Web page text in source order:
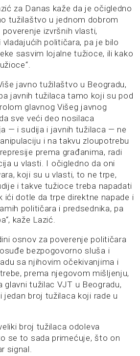
za Danas kaže da je očigledno
tužilaštvo u jednom dobrom
izvršnih vlasti,
vladajućih političara, pa je bilo
sasvim lojalne tužioce, ili kako
javno tužilaštvo u Beogradu,
javnih tužilaca tamo koji su pod
glavnog Višeg javnog
sve veći deo nosilaca
— i sudija i javnih tužilaca — ne
i na takvu zloupotrebu
prema građanima, radi
u vlasti. I očigledno da oni
koji su u vlasti, to ne trpe,
i takve tužioce treba napadati
ići dotle da trpe direktne napade i
političara i predsednika, pa
kaže Lazić.
osnov za poverenje političara
bezpogovorno sluša i
sa njihovim očekivanjima i
prema njegovom mišljenju,
glavni tužilac VJT u Beogradu,
jedan broj tužilaca koji rade u
broj tužilaca odoleva
se to sada primećuje, što on
signal.